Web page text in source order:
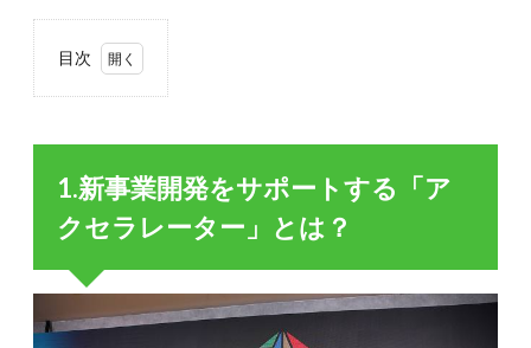
目次
1.
事業
をサ
トす
「ア
クセ
ラレ
ータ
1.新事業開発をサポートする「ア
クセラレーター」とは？